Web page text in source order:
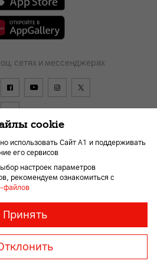
сетях и мессенджерах
Оплата
Kарьера Для слабовидящих
«А1». Все права защищены.
of A1 Group
cookie
использовать Сайт А1 и поддерживать
его сервисов
настроек параметров
рекомендуем ознакомиться с
файлов
Принять